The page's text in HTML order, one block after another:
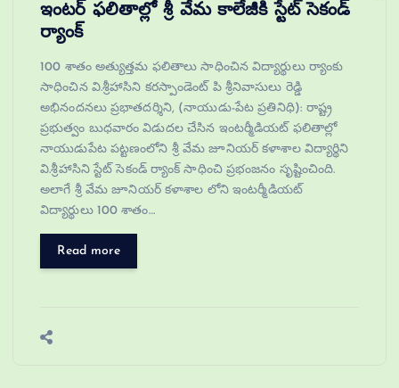
ఇంటర్ ఫలితాల్లో శ్రీ వేమ కాలేజీకి స్టేట్ సెకండ్
ర్యాంక్
100 శాతం అత్యుత్తమ ఫలితాలు సాధించిన విద్యార్థులు ర్యాంకు
సాధించిన వి.శ్రీహాసిని కరస్పాండెంట్ పి శ్రీనివాసులు రెడ్డి
అభినందనలు ప్రభాతదర్శిని, (నాయుడు-పేట ప్రతినిధి): రాష్ట్ర
ప్రభుత్వం బుధవారం విడుదల చేసిన ఇంటర్మీడియట్ ఫలితాల్లో
నాయుడుపేట పట్టణంలోని శ్రీ వేమ జూనియర్ కళాశాల విద్యార్థిని
వి.శ్రీహాసిని స్టేట్ సెకండ్ ర్యాంక్ సాధించి ప్రభంజనం సృష్టించింది.
అలాగే శ్రీ వేమ జూనియర్ కళాశాల లోని ఇంటర్మీడియట్
విద్యార్థులు 100 శాతం…
Read more